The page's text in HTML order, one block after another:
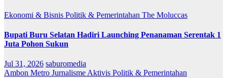
Ekonomi & Bisnis Politik & Pemerintahan The Moluccas
Bupati Buru Selatan Hadiri Launching Penanaman Serentak 1
Juta Pohon Sukun
Jul 31, 2026 saburomedia
Ambon Metro Jurnalisme Aktivis Politik & Pemerintahan